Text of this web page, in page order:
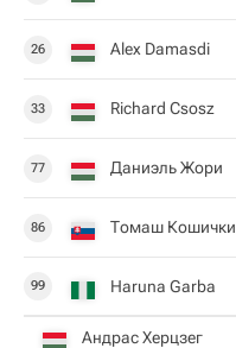
26 Alex Damasdi
33 Richard Csosz
77 Даниэль Жори
86 Томаш Кошички
99 Haruna Garba
Андрас Херцзег